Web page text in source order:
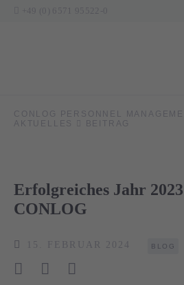
CONLOG PERSONNEL
AKTUELLES
BEITRAG
Erfolgreiches Jahr
CONLOG
15. FEBRUAR 2024 BLOG